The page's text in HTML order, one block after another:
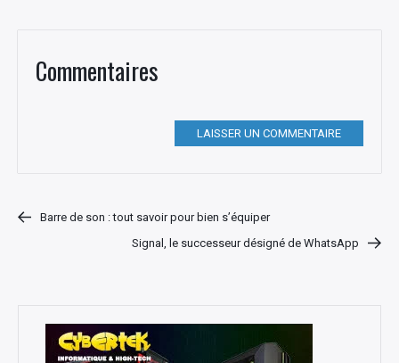
Commentaires
LAISSER UN COMMENTAIRE
Barre de son : tout savoir pour bien s’équiper
Signal, le successeur désigné de WhatsApp